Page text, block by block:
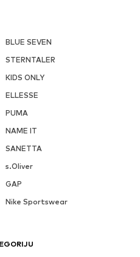
BLUE SEVEN
STERNTALER
KIDS ONLY
ELLESSE
PUMA
NAME IT
SANETTA
s.Oliver
GAP
Nike Sportswear